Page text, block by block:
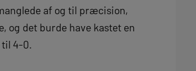
af og til præcision,
og det burde have kastet en
til 4-0.